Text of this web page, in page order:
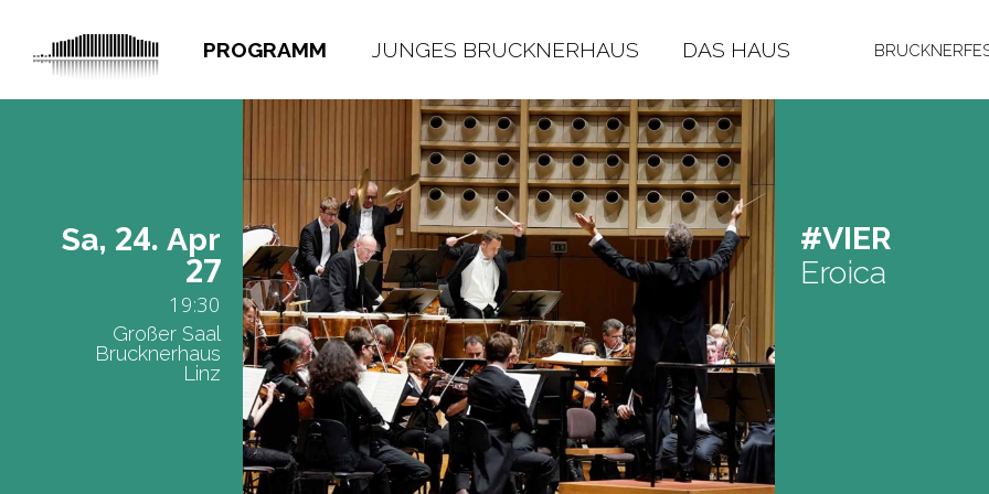
PROGRAMM JUNGES BRUCKNERHAUS DAS HAUS
Sa, 24. Apr
27
19:30
Großer Saal
Brucknerhaus
Linz
#VIER
Eroica